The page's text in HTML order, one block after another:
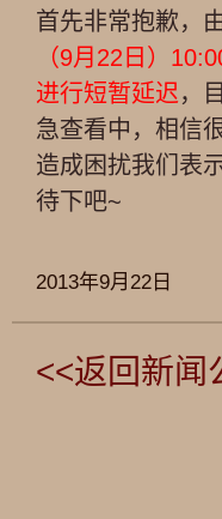
首先非常抱歉，
（9月22日）
进行短暂延迟，
急查看中，相信
造成困扰我们表
待下吧~
2013年9月22日
<<返回新闻